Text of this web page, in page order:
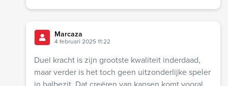
Marcaza
4 februari 2025 11:22
Duel kracht is zijn grootste kwaliteit inderdaad,
maar verder is het toch geen uitzonderlijke speler